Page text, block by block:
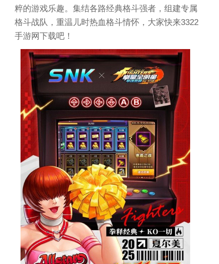
粹的游戏乐趣。集结各路经典格斗强者，组建专属
格斗战队，重温儿时热血格斗情怀，大家快来3322
手游网下载吧！